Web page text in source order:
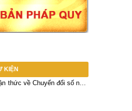
KIỆN
thức về Chuyển đổi số năm